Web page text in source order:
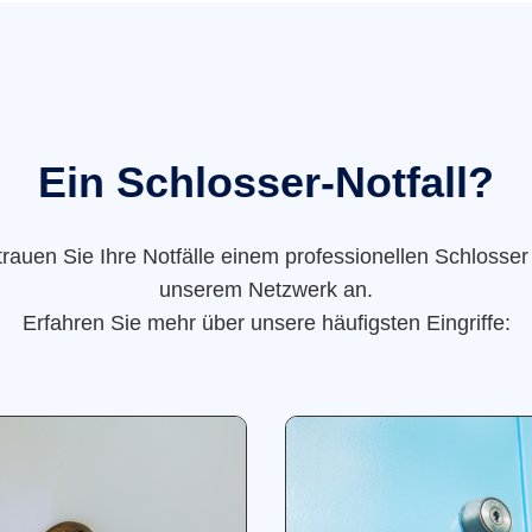
Ein Schlosser-Notfall?
Sie Ihre Notfälle einem professionellen
unserem Netzwerk an.
Erfahren Sie mehr über unsere häufigsten Eingriffe: